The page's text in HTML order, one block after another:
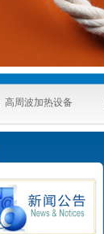
高周波加热设备